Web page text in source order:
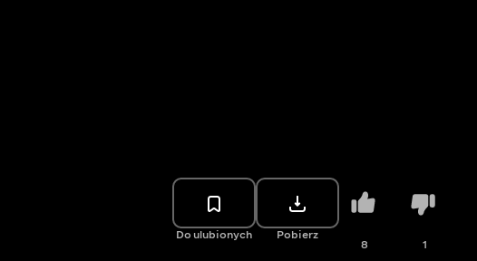
Do ulubionych Pobierz
8 1